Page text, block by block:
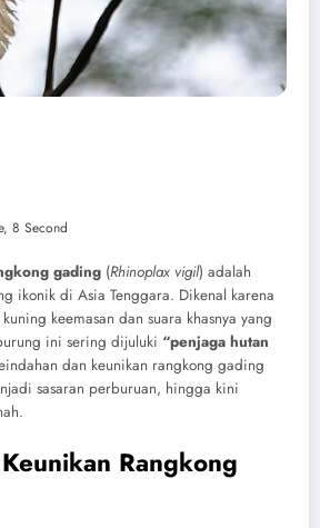
8 Second
gading (Rhinoplax vigil) adalah
ikonik di Asia Tenggara. Dikenal karena
keemasan dan suara khasnya yang
ini sering dijuluki “penjaga hutan
dan keunikan rangkong gading
sasaran perburuan, hingga kini
Rangkong